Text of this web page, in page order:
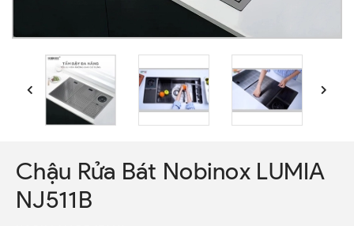
Chậu Rửa Bát Nobinox LUMIA
NJ511B